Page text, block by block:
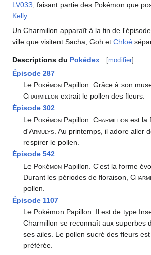
LV033 , faisant partie des Pokémon que
Kelly.
Un Charmillon apparaît à la fin de l'épisode
ville que visitent Sacha, Goh et Chloé
Descriptions du Pokédex [modifier]
Épisode 287
Le Pokémon Papillon. Grâce à son
Charmillon extrait le pollen des fleurs.
Épisode 302
Le Pokémon Papillon.Charmillon est la
d'Armulys . Au printemps, il adore aller
respirer le pollen.
Épisode 542
Le Pokémon Papillon. C'est la forme
Durant les périodes de floraison,
pollen.
Épisode 1107
Le Pokémon Papillon. Il est de type
Charmillon se reconnaît aux superbes
ses ailes. Le pollen sucré des fleurs
préférée.